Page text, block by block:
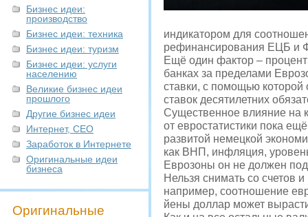
Бизнес идеи:
производство
Бизнес идеи: техника
Бизнес идеи: туризм
Бизнес идеи: услуги
населению
Великие бизнес идеи
прошлого
Другие бизнес идеи
Интернет, СЕО
Заработок в Интернете
Оригинальные идеи
бизнеса
Оригинальные
индикатором для
рефинансирования ЕЦБ и
Ещё один фактор –
банках за пределами
ставки, с помощью которой
ставок десятилетних
Существенное влияние на
от евростатистики пока
развитой немецкой
как ВНП, инфляция,
Еврозоны он не должен
Нельзя снимать со счетов
например, соотношение
йены доллар может